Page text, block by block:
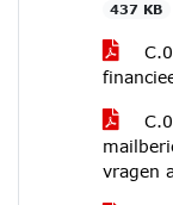
437 KB
vragen